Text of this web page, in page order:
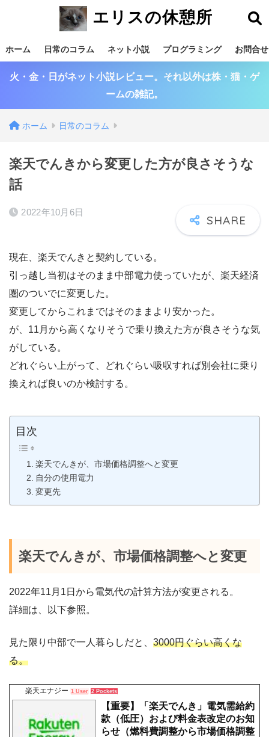
エリスの休憩所
ホーム 日常のコラム ネット小説 プログラミング お問合せ
火・金・日がネット小説レビュー。それ以外は株・猫・ゲ
ームの雑記。
ホーム 日常のコラム
楽天でんきから変更した方が良さそうな
話
2022年10月6日
現在、楽天でんきと契約している。
引っ越し当初はそのまま中部電力使っていたが、楽天経済
圏のついでに変更した。
変更してからこれまではそのままより安かった。
が、11月から高くなりそうで乗り換えた方が良さそうな気
がしている。
どれぐらい上がって、どれぐらい吸収すれば別会社に乗り
換えれば良いのか検討する。
目次
楽天でんきが、市場価格調整へと変更
自分の使用電力
変更先
楽天でんきが、市場価格調整へと変更
2022年11月1日から電気代の計算方法が変更される。
詳細は、以下参照。
見た限り中部で一人暮らしだと、 3000円ぐらい高くな
る。
楽天エナジー 1 User 2 Pockets
【重要】「楽天でんき」電気需給約
款（低圧）および料金表改定のお知
らせ（燃料費調整から市場価格調整